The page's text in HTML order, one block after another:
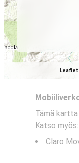
Leaflet
Tämä kartta
Katso
Claro